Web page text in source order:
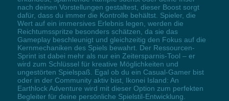
nach deinen Vorstellungen gestaltest, dieser Boost sorgt
dafür, dass du immer die Kontrolle behältst. Spieler, die
Wert auf ein immersives Erlebnis legen, werden die
Reichtumsspritze besonders schätzen, da sie das
Gameplay beschleunigt und gleichzeitig den Fokus auf die
Kernmechaniken des Spiels bewahrt. Der Ressourcen-
Sprint ist dabei mehr als nur ein Zeitersparnis-Tool – er
wird zum Schlüssel für kreative Möglichkeiten und
ungestörten Spielspaß. Egal ob du ein Casual-Gamer bist
oder in der Community aktiv bist, Ikonei Island: An
Earthlock Adventure wird mit dieser Option zum perfekten
Begleiter für deine persönliche Spielstil-Entwicklung.